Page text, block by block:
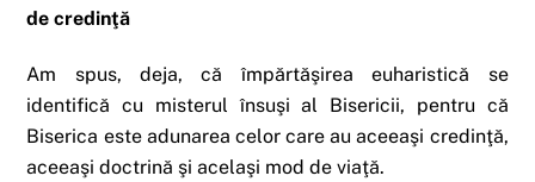
de credinţă
Am spus, deja, că împărtăşirea euharistică se
identifică cu misterul însuşi al Bisericii, pentru că
Biserica este adunarea celor care au aceeaşi credinţă,
aceeaşi doctrină şi acelaşi mod de viaţă.